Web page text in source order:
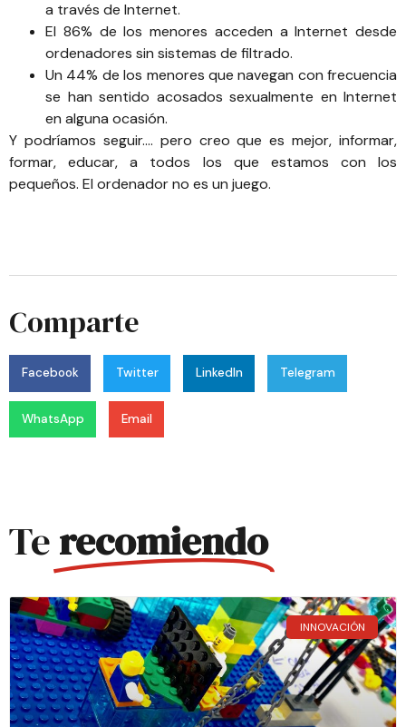
a través de Internet.
El 86% de los menores acceden a Internet desde
ordenadores sin sistemas de filtrado.
Un 44% de los menores que navegan con frecuencia
se han sentido acosados sexualmente en Internet
en alguna ocasión.
Y podríamos seguir…. pero creo que es mejor, informar,
formar, educar, a todos los que estamos con los
pequeños. El ordenador no es un juego.
Comparte
Facebook Twitter LinkedIn Telegram
WhatsApp Email
Terecomiendo
INNOVACIÓN